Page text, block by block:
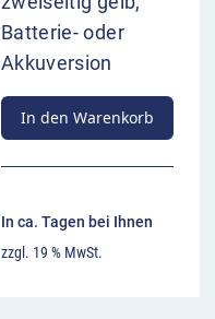
Batterie- oder
Akkuversion
In den Warenkorb
In ca. Tagen bei Ihnen
zzgl. 19 % MwSt.